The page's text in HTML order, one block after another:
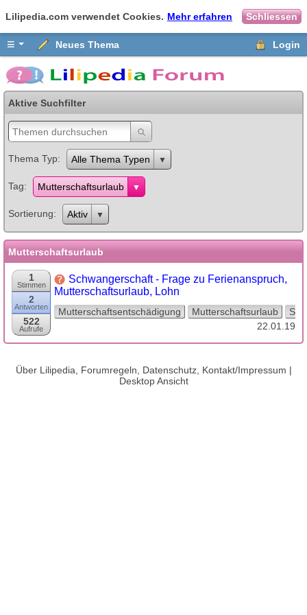
Lilipedia.com verwendet Cookies. Mehr erfahren Schliessen
≡ Neues Thema Login
Aktive Suchfilter
Thema Typ Alle Thema Typen
Tag Mutterschaftsurlaub
Sortierung Aktiv
Mutterschaftsurlaub
1
Stimmen
2
Antworten
522
Aufrufe
Schwangerschaft - Frage zu Ferienanspruch,
Mutterschaftsurlaub, Lohn
Mutterschaftsentschädigung Mutterschaftsurlaub
22.01.19
Über Lilipedia, Forumregeln, Datenschutz, Kontakt/Impressum |
Desktop Ansicht